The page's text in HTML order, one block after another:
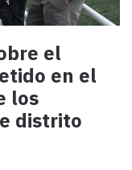
el
en el
los
distrito